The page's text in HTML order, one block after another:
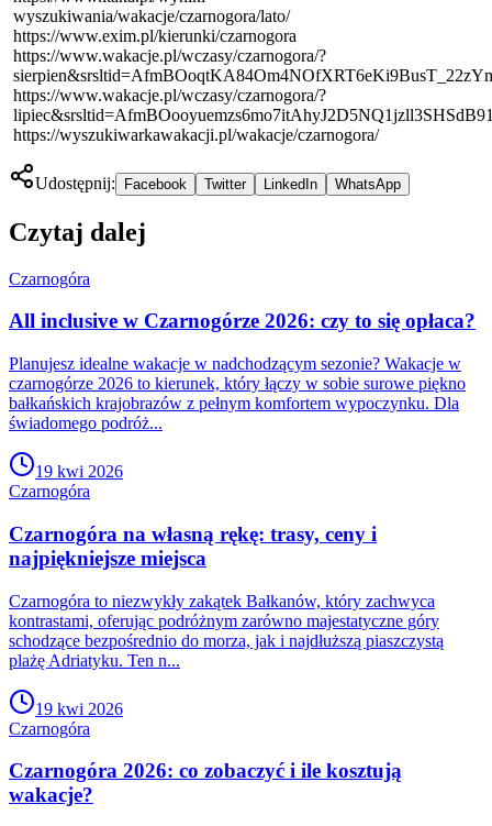
wyszukiwania/wakacje/czarnogora/lato/
https://www.exim.pl/kierunki/czarnogora
https://www.wakacje.pl/wczasy/czarnogora/?
https://www.wakacje.pl/wczasy/czarnogora/?
https://wyszukiwarkawakacji.pl/wakacje/czarnogora/
Udostępnij: Facebook Twitter LinkedIn WhatsApp
Czytaj dalej
Czarnogóra
All inclusive w Czarnogórze 2026: czy to się opłaca?
Planujesz idealne wakacje w nadchodzącym sezonie? Wakacje w
czarnogórze 2026 to kierunek, który łączy w sobie surowe piękno
bałkańskich krajobrazów z pełnym komfortem wypoczynku. Dla
świadomego podróż...
19 kwi 2026
Czarnogóra
Czarnogóra na własną rękę: trasy, ceny i
najpiękniejsze miejsca
Czarnogóra to niezwykły zakątek Bałkanów, który zachwyca
kontrastami, oferując podróżnym zarówno majestatyczne góry
schodzące bezpośrednio do morza, jak i najdłuższą piaszczystą
plażę Adriatyku. Ten n...
19 kwi 2026
Czarnogóra
Czarnogóra 2026: co zobaczyć i ile kosztują
wakacje?